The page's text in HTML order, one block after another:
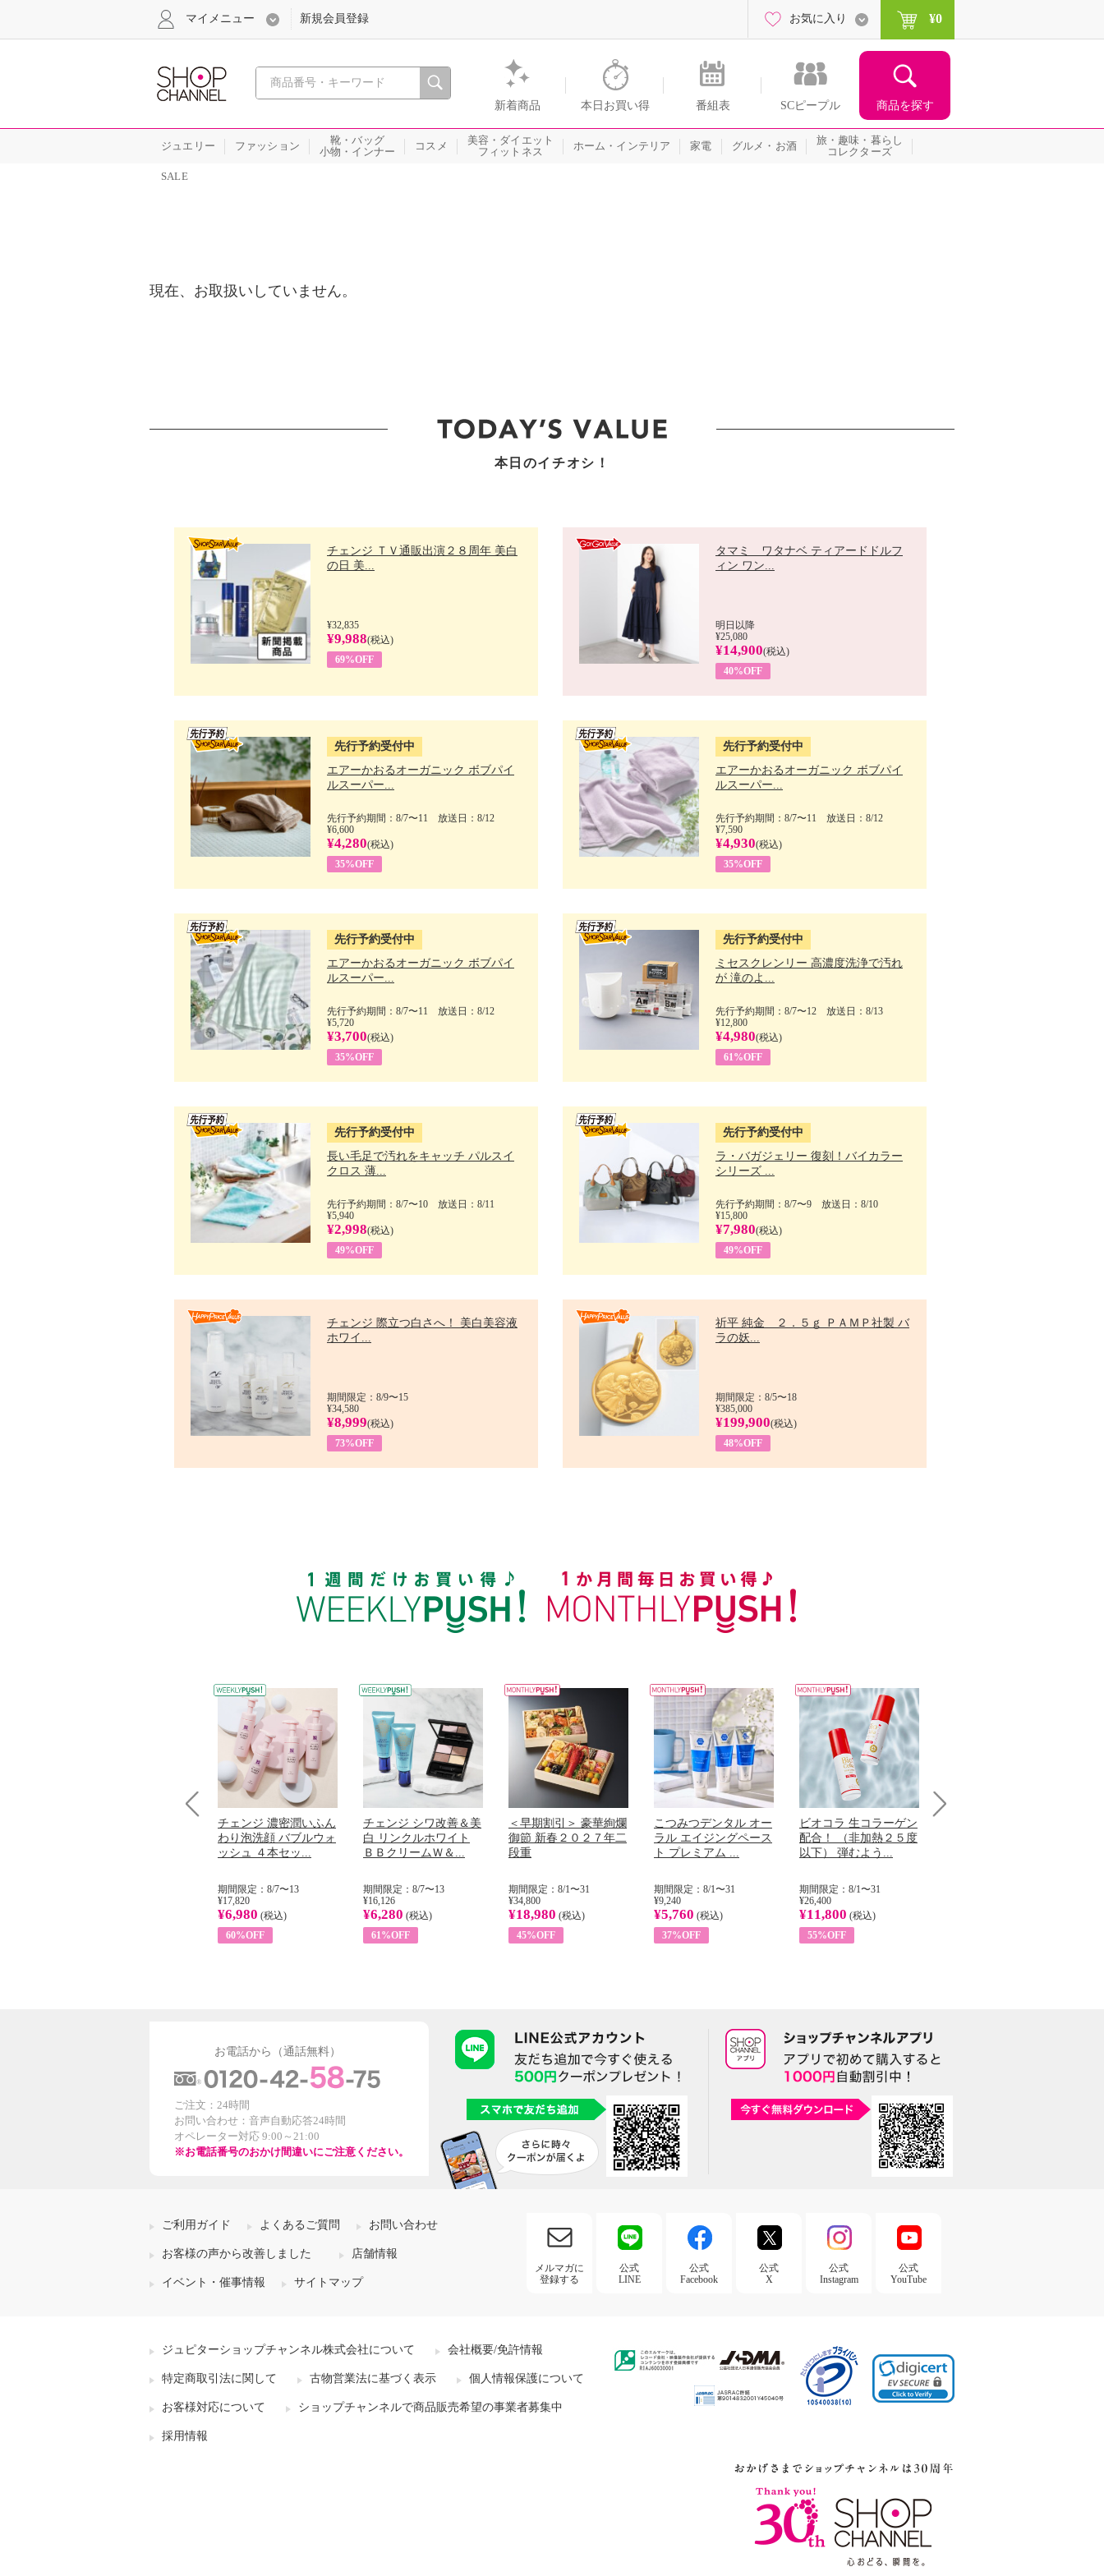
心おどる、瞬間を。通販・テレビショッピングのショップチャンネル
新着商品 本日お買い得 番組表 SCピープル 商品を探す
マイメニュー 新規会員登録 お気に入り ¥0
ジュエリー ファッション
靴・バッグ
小物・インナー
コスメ
美容・ダイエット
フィットネス
ホーム・インテリア 家電 グルメ・お酒
旅・趣味・暮らし
コレクターズ
SALE
現在、お取扱いしていません。
本日のイチオシ！
チェンジ ＴＶ通販出演２８周年 美白
の日 美...
¥32,835
¥9,988(税込)
69%OFF
タマミ ワタナベ ティアードドルフ
ィン ワン...
明日以降
¥25,080
¥14,900(税込)
40%OFF
先行予約受付中
エアーかおるオーガニック ボブパイ
ルスーパー...
先行予約期間：8/7〜11 放送日：8/12
¥6,600
¥4,280(税込)
35%OFF
先行予約受付中
エアーかおるオーガニック ボブパイ
ルスーパー...
先行予約期間：8/7〜11 放送日：8/12
¥7,590
¥4,930(税込)
35%OFF
先行予約受付中
エアーかおるオーガニック ボブパイ
ルスーパー...
先行予約期間：8/7〜11 放送日：8/12
¥5,720
¥3,700(税込)
35%OFF
先行予約受付中
ミセスクレンリー 高濃度洗浄で汚れ
が 滝のよ...
先行予約期間：8/7〜12 放送日：8/13
¥12,800
¥4,980(税込)
61%OFF
先行予約受付中
長い毛足で汚れをキャッチ パルスイ
クロス 薄...
先行予約期間：8/7〜10 放送日：8/11
¥5,940
¥2,998(税込)
49%OFF
先行予約受付中
ラ・バガジェリー 復刻！バイカラー
シリーズ ...
先行予約期間：8/7〜9 放送日：8/10
¥15,800
¥7,980(税込)
49%OFF
チェンジ 際立つ白さへ！ 美白美容液
ホワイ...
期間限定：8/9〜15
¥34,580
¥8,999(税込)
73%OFF
祈平 純金 ２．５ｇ ＰＡＭＰ社製 バ
ラの妖...
期間限定：8/5〜18
¥385,000
¥199,900(税込)
48%OFF
チェンジ 濃密潤いふん
わり泡洗顔 バブルウォ
ッシュ ４本セッ...
期間限定：8/7〜13
¥17,820
¥6,980 (税込)
60%OFF
チェンジ シワ改善＆美
白 リンクルホワイト
ＢＢクリームＷ＆...
期間限定：8/7〜13
¥16,126
¥6,280 (税込)
61%OFF
＜早期割引＞ 豪華絢爛
御節 新春２０２７年二
段重
期間限定：8/1〜31
¥34,800
¥18,980 (税込)
45%OFF
こつみつデンタル オー
ラル エイジングペース
ト プレミアム ...
期間限定：8/1〜31
¥9,240
¥5,760 (税込)
37%OFF
ビオコラ 生コラーゲン
配合！ （非加熱２５度
以下） 弾むよう...
期間限定：8/1〜31
¥26,400
¥11,800 (税込)
55%OFF
お電話から（通話無料）
ご注文：24時間
お問い合わせ：音声自動応答24時間
オペレーター対応 9:00～21:00
※お電話番号のおかけ間違いにご注意ください。
ご利用ガイド よくあるご質問 お問い合わせ
お客様の声から改善しました 店舗情報
イベント・催事情報 サイトマップ
メルマガに
登録する
公式
LINE
公式
Facebook
公式
X
公式
Instagram
公式
YouTube
ジュピターショップチャンネル株式会社について 会社概要/免許情報
特定商取引法に関して 古物営業法に基づく表示 個人情報保護について
お客様対応について ショップチャンネルで商品販売希望の事業者募集中
採用情報